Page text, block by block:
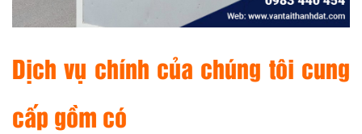
Dịch vụ chính của chúng tôi cung
cấp gồm có